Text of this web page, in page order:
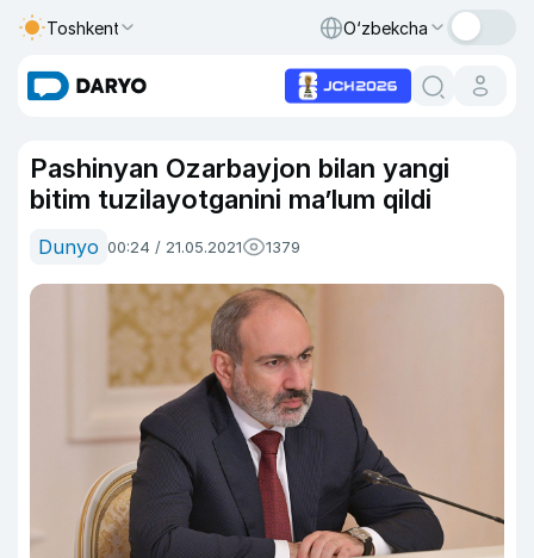
Toshkent O‘zbekcha
Pashinyan Ozarbayjon bilan yangi
bitim tuzilayotganini ma’lum qildi
Dunyo 00:24 / 21.05.2021 1379